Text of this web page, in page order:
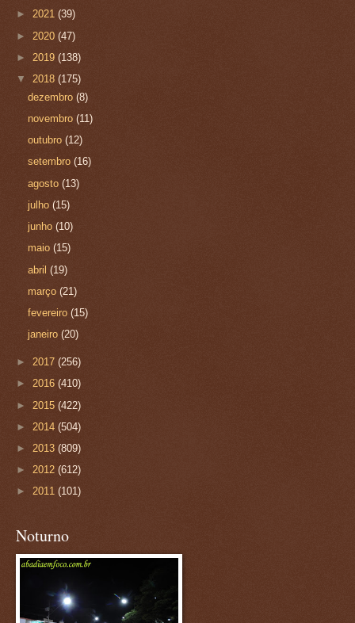
► 2021 (39)
► 2020 (47)
► 2019 (138)
▼ 2018 (175)
dezembro(8)
novembro(11)
outubro(12)
setembro(16)
agosto(13)
julho(15)
junho(10)
maio(15)
abril(19)
março(21)
fevereiro(15)
janeiro(20)
► 2017 (256)
► 2016 (410)
► 2015 (422)
► 2014 (504)
► 2013 (809)
► 2012 (612)
► 2011 (101)
Noturno